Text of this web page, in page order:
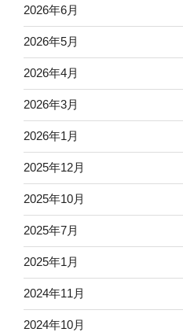
2026年6月
2026年5月
2026年4月
2026年3月
2026年1月
2025年12月
2025年10月
2025年7月
2025年1月
2024年11月
2024年10月